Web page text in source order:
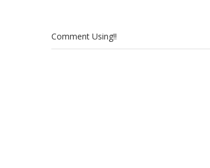
Comment Using!!